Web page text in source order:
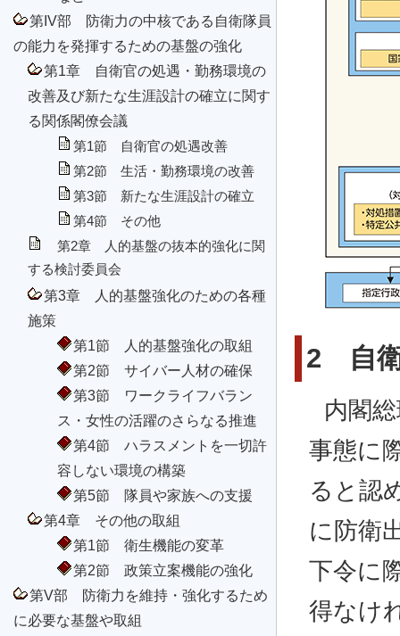
第IV部 防衛力の中核である自衛隊員
の能力を発揮するための基盤の強化
第1章 自衛官の処遇・勤務環境の
改善及び新たな生涯設計の確立に関す
る関係閣僚会議
第1節 自衛官の処遇改善
第2節 生活・勤務環境の改善
第3節 新たな生涯設計の確立
第4節 その他
第2章 人的基盤の抜本的強化に関
する検討委員会
第3章 人的基盤強化のための各種
施策
第1節 人的基盤強化の取組
第2節 サイバー人材の確保
第3節 ワークライフバラン
ス・女性の活躍のさらなる推進
第4節 ハラスメントを一切許
容しない環境の構築
第5節 隊員や家族への支援
第4章 その他の取組
第1節 衛生機能の変革
第2節 政策立案機能の強化
第V部 防衛力を維持・強化するため
に必要な基盤や取組
2 自衛
内閣
事態に
ると認
に防衛
下令に
得なけ